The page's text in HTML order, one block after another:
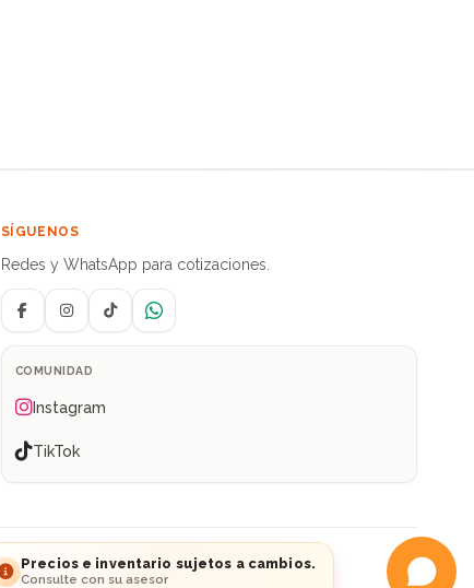
SÍGUENOS
Redes y WhatsApp para cotizaciones.
FacebookInstagramTikTokWhatsApp
COMUNIDAD
Instagram
TikTok
Precios e inventario sujetos a cambios.
Consulte con su asesor